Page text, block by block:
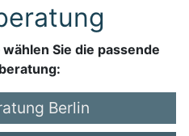
Sie die passende
Berlin